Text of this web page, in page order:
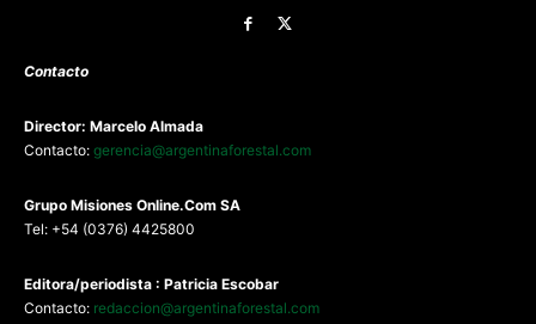
Contacto
Director: Marcelo Almada
Contacto: gerencia@argentinaforestal.com
Grupo Misiones Online.Com SA
Tel: +54 (0376) 4425800
Editora/periodista : Patricia Escobar
Contacto: redaccion@argentinaforestal.com